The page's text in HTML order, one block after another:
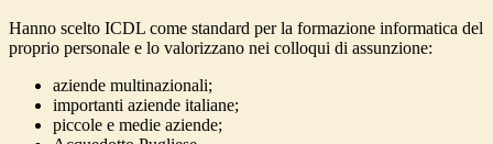
Hanno scelto ICDL come standard per la formazione informatica del
proprio personale e lo valorizzano nei colloqui di assunzione:
aziende multinazionali;
importanti aziende italiane;
piccole e medie aziende;